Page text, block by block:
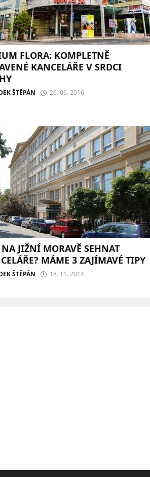
FLORA: KOMPLETNĚ
KANCELÁŘE V SRDCI
ŠTĚPÁN 26. 06. 2016
NA JIŽNÍ MORAVĚ SEHNAT
MÁME 3 ZAJÍMAVÉ TIPY
ŠTĚPÁN 18. 11. 2014